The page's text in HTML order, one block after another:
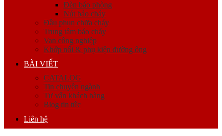
Đèn báo phòng
Nút báo cháy
Đầu phun chữa cháy
Trung tâm báo cháy
Van công nghiệp
Khớp nối & phụ kiện đường ống
BÀI VIẾT
CATALOG
Tin chuyên ngành
Tư vấn khách hàng
Blog tin tức
Liên hệ